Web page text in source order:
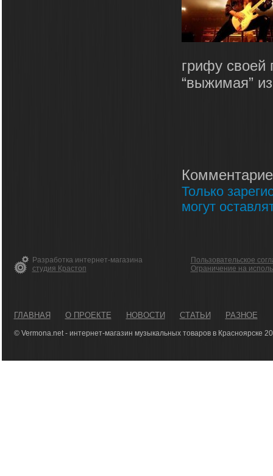
грифу своей
“выжимая”
Только
могут
Разработка интернет-магазина
студия Крастоп
Пользовательское
Ограничение на
ГЛАВНАЯ О ПРОЕКТЕ НОВОСТИ СТАТЬИ РАЗНОЕ
© Vermona.net - интернет-магазин музыкальных товаров в Красноярске